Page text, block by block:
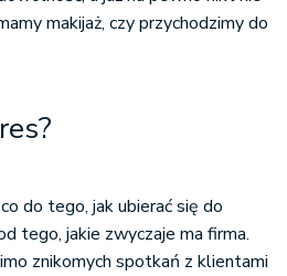
makijaż, czy przychodzimy do
do tego, jak ubierać się do
tego, jakie zwyczaje ma firma.
znikomych spotkań z klientami